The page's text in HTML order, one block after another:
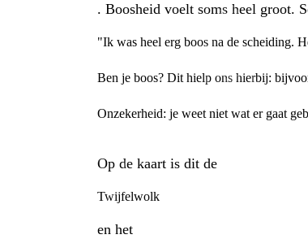
. Boosheid voelt soms heel groot.
"Ik was heel erg boos na de scheiding.
Ben je boos? Dit hielp ons hierbij:
Onzekerheid: je weet niet wat er gaat
Op de kaart is dit de
Twijfelwolk
en het